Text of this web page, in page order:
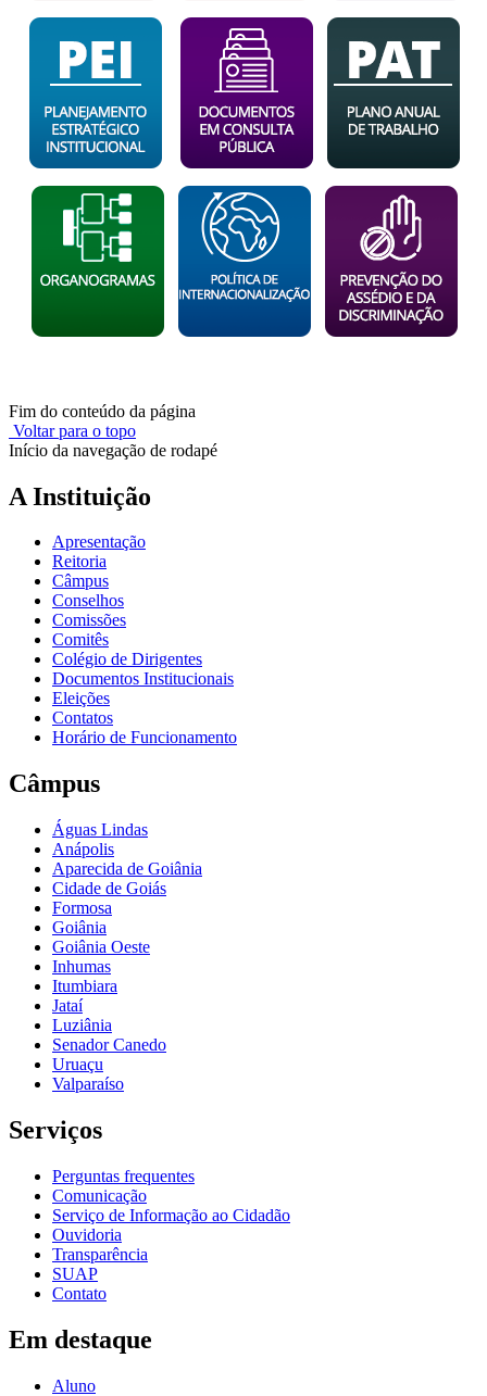
Fim do conteúdo da página
Voltar para o topo
Início da navegação de rodapé
A Instituição
Apresentação
Reitoria
Câmpus
Conselhos
Comissões
Comitês
Colégio de Dirigentes
Documentos Institucionais
Eleições
Contatos
Horário de Funcionamento
Câmpus
Águas Lindas
Anápolis
Aparecida de Goiânia
Cidade de Goiás
Formosa
Goiânia
Goiânia Oeste
Inhumas
Itumbiara
Jataí
Luziânia
Senador Canedo
Uruaçu
Valparaíso
Serviços
Perguntas frequentes
Comunicação
Serviço de Informação ao Cidadão
Ouvidoria
Transparência
SUAP
Contato
Em destaque
Aluno